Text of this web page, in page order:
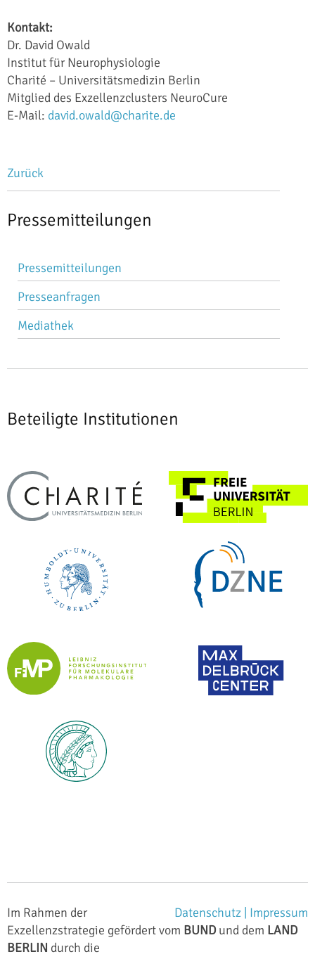
Kontakt:
Dr. David Owald
Institut für Neurophysiologie
Charité – Universitätsmedizin Berlin
Mitglied des Exzellenzclusters NeuroCure
E-Mail: david.owald@charite.de
Zurück
Pressemitteilungen
Navigation
überspringen
Pressemitteilungen
Presseanfragen
Mediathek
Beteiligte Institutionen
Impressum
Datenschutz |
Im Rahmen der
Exzellenzstrategie gefördert vom BUNDund dem LAND
BERLIN durch die